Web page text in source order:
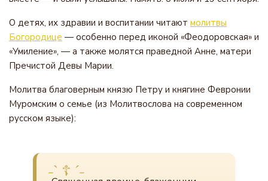
О детях, их здравии и воспитании читают молитвы
Богородице — особенно перед иконой «Феодоровская» и
«Умиление», — а также молятся праведной Анне, матери
Пречистой Девы Марии.
Молитва благоверным князю Петру и княгине Февронии
Муромским о семье (из Молитвослова на современном
русском языке):